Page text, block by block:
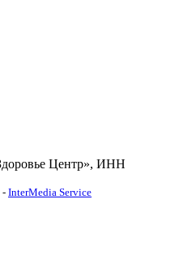
Центр», ИНН
- InterMedia Service